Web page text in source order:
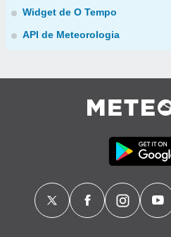
Widget de O Tempo
API de Meteorologia